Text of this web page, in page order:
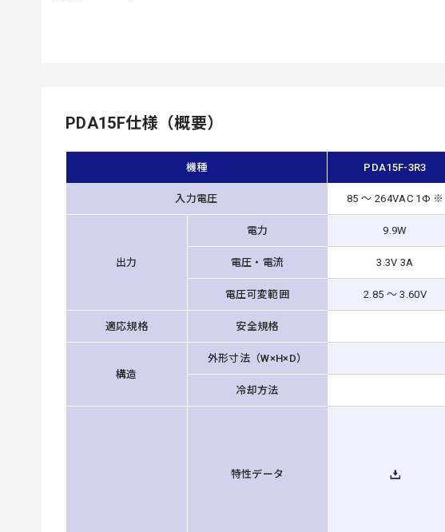
PDA15F仕様（概要）
機種 PDA15F-3R3
入力電圧 85 ～ 264VAC 1Φ ※
出力
電力 9.9W
電圧・電流 3.3V 3A
電圧可変範囲 2.85 ～ 3.60V
適応規格 安全規格
構造
外形寸法（W×H×D）
冷却方法
特性データ